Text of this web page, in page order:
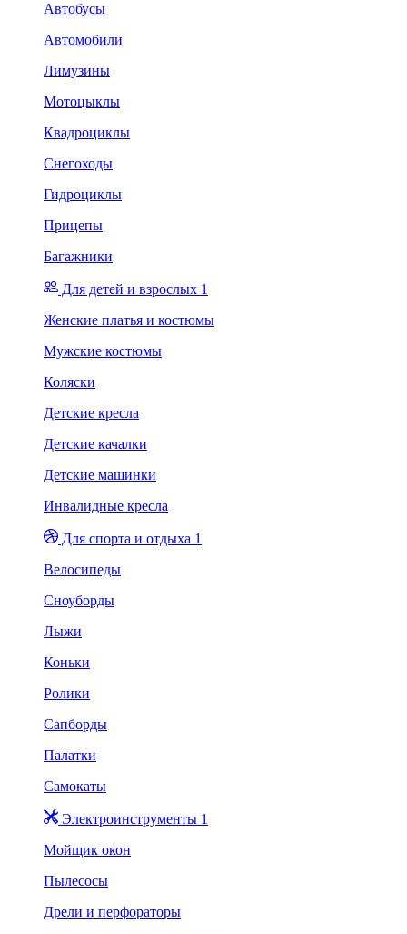
Автобусы
Автомобили
Лимузины
Мотоцыклы
Квадроциклы
Снегоходы
Гидроциклы
Прицепы
Багажники
Для детей и взрослых 1
Женские платья и костюмы
Мужские костюмы
Коляски
Детские кресла
Детские качалки
Детские машинки
Инвалидные кресла
Для спорта и отдыха 1
Велосипеды
Сноуборды
Лыжи
Коньки
Ролики
Сапборды
Палатки
Самокаты
Электроинструменты 1
Мойщик окон
Пылесосы
Дрели и перфораторы